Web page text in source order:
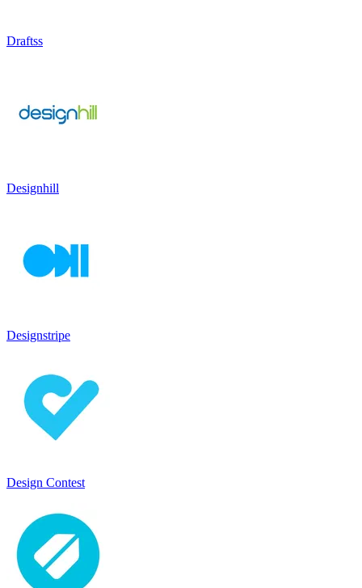
Draftss
Designhill
Designstripe
Design Contest